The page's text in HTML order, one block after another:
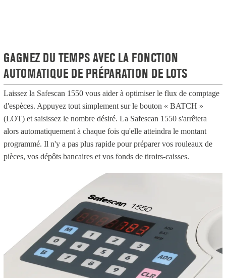
GAGNEZ DU TEMPS AVEC LA FONCTION
AUTOMATIQUE DE PRÉPARATION DE LOTS
Laissez la Safescan 1550 vous aider à optimiser le flux de comptage
d'espèces. Appuyez tout simplement sur le bouton « BATCH »
(LOT) et saisissez le nombre désiré. La Safescan 1550 s'arrêtera
alors automatiquement à chaque fois qu'elle atteindra le montant
programmé. Il n'y a pas plus rapide pour préparer vos rouleaux de
pièces, vos dépôts bancaires et vos fonds de tiroirs-caisses.